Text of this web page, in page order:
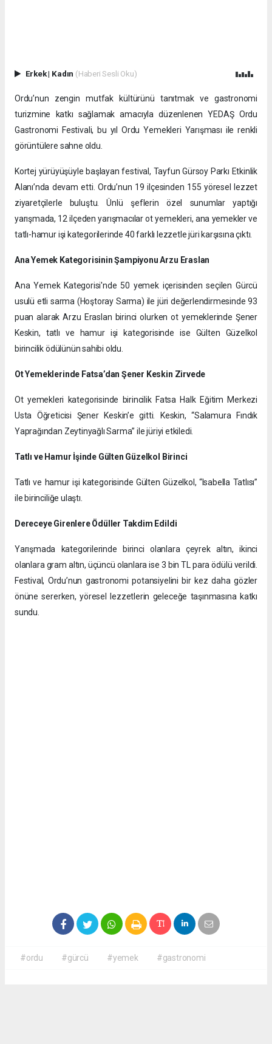
Erkek| Kadın (Haberi Sesli Oku)
Ordu’nun zengin mutfak kültürünü tanıtmak ve gastronomi
turizmine katkı sağlamak amacıyla düzenlenen YEDAŞ Ordu
Gastronomi Festivali, bu yıl Ordu Yemekleri Yarışması ile renkli
görüntülere sahne oldu.
Kortej yürüyüşüyle başlayan festival, Tayfun Gürsoy Parkı Etkinlik
Alanı’nda devam etti. Ordu’nun 19 ilçesinden 155 yöresel lezzet
ziyaretçilerle buluştu. Ünlü şeflerin özel sunumlar yaptığı
yarışmada, 12 ilçeden yarışmacılar ot yemekleri, ana yemekler ve
tatlı-hamur işi kategorilerinde 40 farklı lezzetle jüri karşısına çıktı.
Ana Yemek Kategorisinin Şampiyonu Arzu Eraslan
Ana Yemek Kategorisi'nde 50 yemek içerisinden seçilen Gürcü
usulü etli sarma (Hoştoray Sarma) ile jüri değerlendirmesinde 93
puan alarak Arzu Eraslan birinci olurken ot yemeklerinde Şener
Keskin, tatlı ve hamur işi kategorisinde ise Gülten Güzelkol
birincilik ödülünün sahibi oldu.
Ot Yemeklerinde Fatsa’dan Şener Keskin Zirvede
Ot yemekleri kategorisinde birincilik Fatsa Halk Eğitim Merkezi
Usta Öğreticisi Şener Keskin’e gitti. Keskin, “Salamura Fındık
Yaprağından Zeytinyağlı Sarma” ile jüriyi etkiledi.
Tatlı ve Hamur İşinde Gülten Güzelkol Birinci
Tatlı ve hamur işi kategorisinde Gülten Güzelkol, “Isabella Tatlısı”
ile birinciliğe ulaştı.
Dereceye Girenlere Ödüller Takdim Edildi
Yarışmada kategorilerinde birinci olanlara çeyrek altın, ikinci
olanlara gram altın, üçüncü olanlara ise 3 bin TL para ödülü verildi.
Festival, Ordu’nun gastronomi potansiyelini bir kez daha gözler
önüne sererken, yöresel lezzetlerin geleceğe taşınmasına katkı
sundu.
#ordu #gürcü #yemek #gastronomi